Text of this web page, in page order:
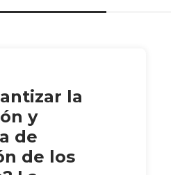
la
y
de
de los